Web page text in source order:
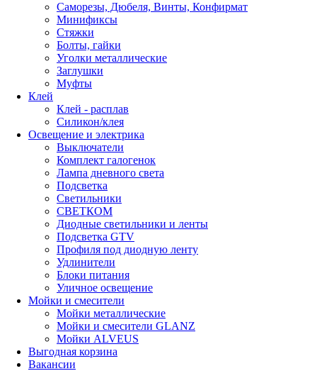
Саморезы, Дюбеля, Винты, Конфирмат
Минификсы
Стяжки
Болты, гайки
Уголки металлические
Заглушки
Муфты
Клей
Клей - расплав
Силикон/клея
Освещение и электрика
Выключатели
Комплект галогенок
Лампа дневного света
Подсветка
Светильники
СВЕТКОМ
Диодные светильники и ленты
Подсветка GTV
Профиля под диодную ленту
Удлинители
Блоки питания
Уличное освещение
Мойки и смесители
Мойки металлические
Мойки и смесители GLANZ
Мойки ALVEUS
Выгодная корзина
Вакансии